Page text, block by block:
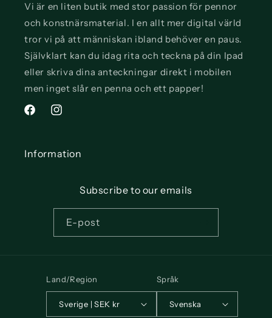
Vi är en liten butik med stor passion för pennor
och konstnärsmaterial. I en allt mer digital värld
tror vi på att människan ibland behöver en paus.
Självklart kan du idag rita och teckna på din Ipad
eller skriva dina anteckningar direkt i mobilen
men inget slår en penna och ett papper!
FacebookInstagram
Information
Subscribe to our emails
E-post
Land/Region
Sverige | SEK kr
Språk
Svenska